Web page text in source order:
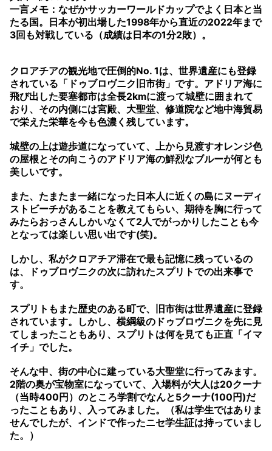
一言メモ：なぜかサッカーワールドカップでよく日本と当
たる国。日本が初出場した1998年から直近の2022年まで
3回も対戦している（成績は日本の1分2敗）。
クロアチアの観光地で圧倒的No. 1は、世界遺産にも登録
されている「ドゥブロヴニク旧市街」です。アドリア海に
飛び出した要塞都市は全長2kmに渡って城壁に囲まれて
おり、その内側には宮殿、大聖堂、修道院など地中海貿易
で栄えた栄華を今も色濃く残しています。
城壁の上は遊歩道になっていて、上から見渡すオレンジ色
の屋根とその向こうのアドリア海の鮮烈なブルーが何とも
美しいです。
また、たまたま一緒になった日本人に近くの島にヌーディ
ストビーチがあることを教えてもらい、期待を胸に行って
みたらおっさんしかいなくて2人でがっかりしたことも今
となっては楽しい思い出です(笑)。
しかし、私がクロアチア滞在で最も記憶に残っているの
は、ドゥブロヴニクの次に訪れたスプリトでの出来事で
す。
スプリトもまた歴史のある町で、旧市街は世界遺産に登録
されています。しかし、横綱級のドゥブロヴニクを先に見
てしまったこともあり、スプリトは何を見ても正直「イマ
イチ」でした。
そんな中、街の中心に建っている大聖堂に行ってみます。
2階の奥が宝物室になっていて、入場料が大人は20クーナ
（当時400円）のところ学割でなんと5クーナ(100円)だ
ったこともあり、入ってみました。（私は学生ではありま
せんでしたが、インドで作ったニセ学生証は持っていまし
た。）